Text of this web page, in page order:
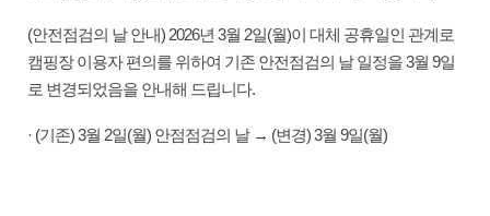
(안전점검의 날 안내) 2026년 3월 2일(월)이 대체 공휴일인 관계로
캠핑장 이용자 편의를 위하여 기존 안전점검의 날 일정을 3월 9일
로 변경되었음을 안내해 드립니다.
· (기존) 3월 2일(월) 안점점검의 날 → (변경) 3월 9일(월)